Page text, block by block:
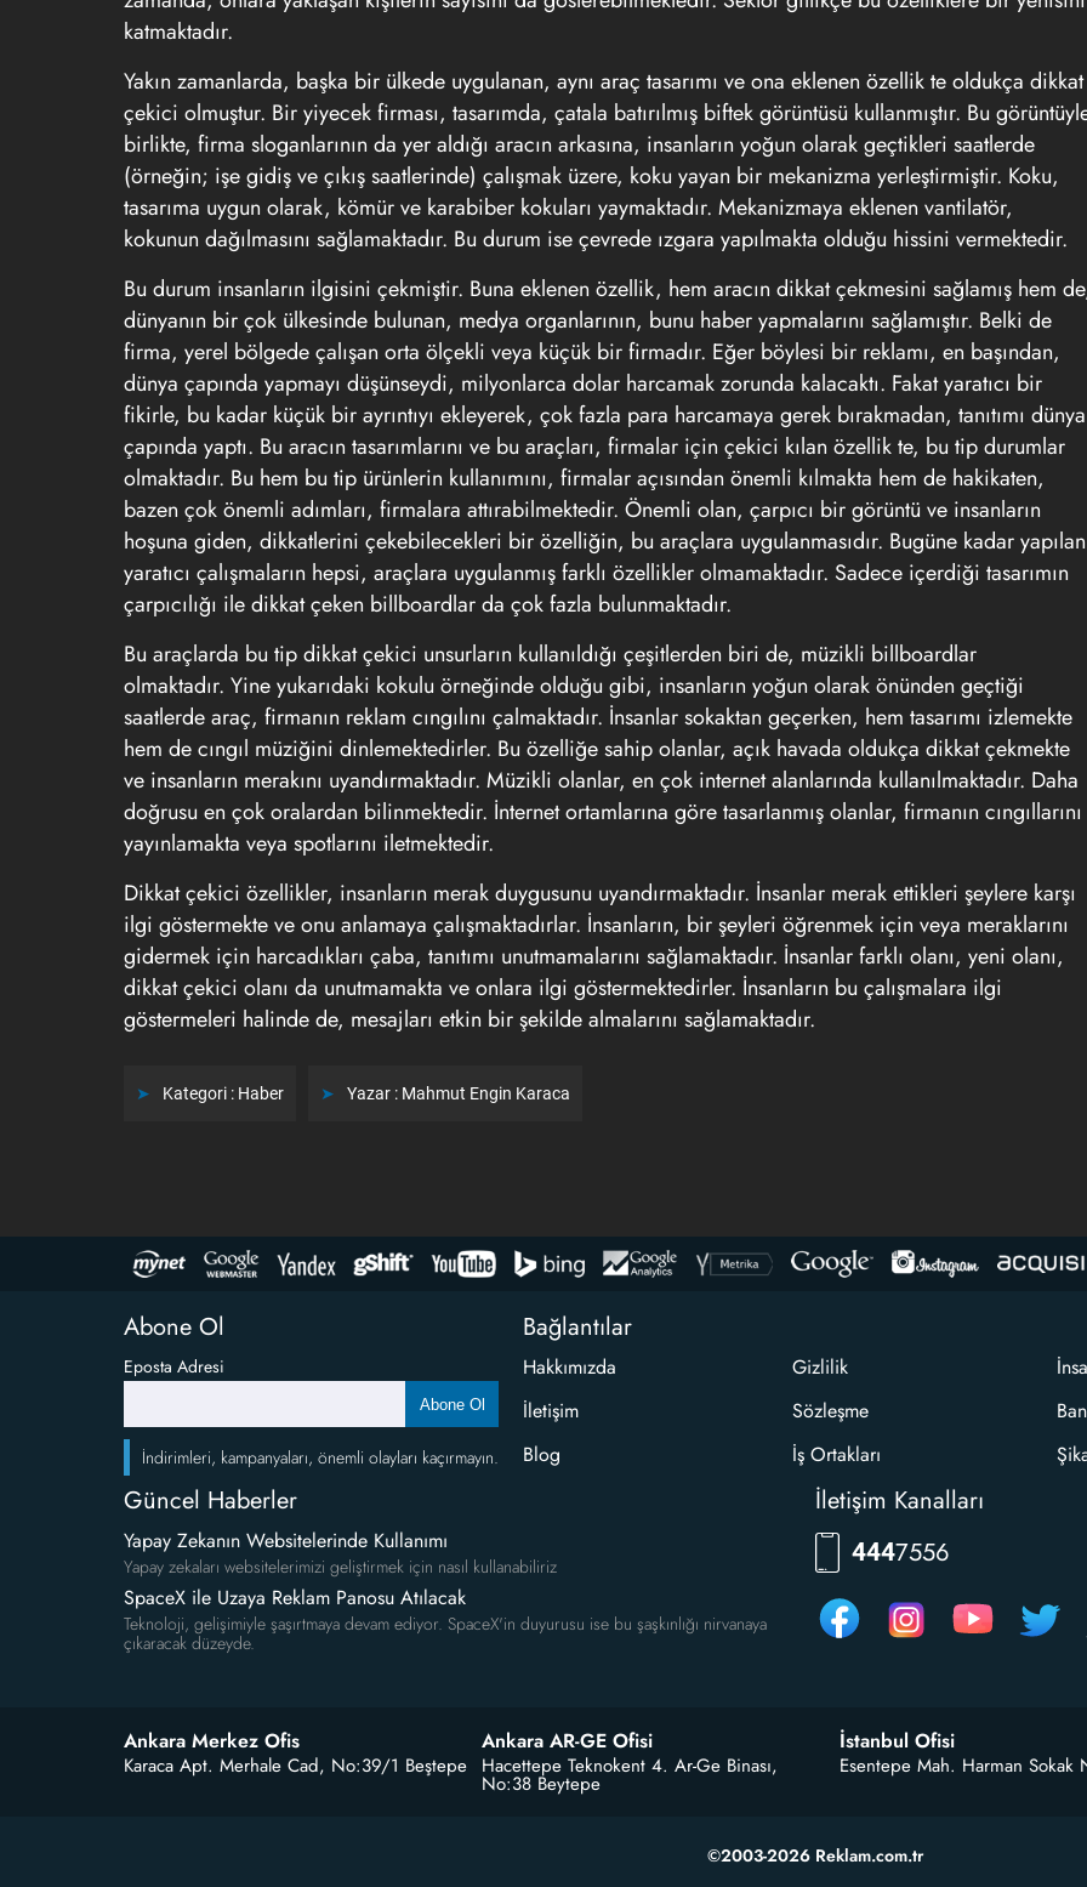
katmaktadır.
Yakın zamanlarda, başka bir ülkede uygulanan, aynı araç tasarımı ve ona eklenen özellik te oldukça dikkat
çekici olmuştur. Bir yiyecek firması, tasarımda, çatala batırılmış biftek görüntüsü kullanmıştır. Bu
birlikte, firma sloganlarının da yer aldığı aracın arkasına, insanların yoğun olarak geçtikleri saatlerde
(örneğin; işe gidiş ve çıkış saatlerinde) çalışmak üzere, koku yayan bir mekanizma yerleştirmiştir. Koku,
tasarıma uygun olarak, kömür ve karabiber kokuları yaymaktadır. Mekanizmaya eklenen vantilatör,
kokunun dağılmasını sağlamaktadır. Bu durum ise çevrede ızgara yapılmakta olduğu hissini vermektedir.
Bu durum insanların ilgisini çekmiştir. Buna eklenen özellik, hem aracın dikkat çekmesini sağlamış hem
dünyanın bir çok ülkesinde bulunan, medya organlarının, bunu haber yapmalarını sağlamıştır. Belki de
firma, yerel bölgede çalışan orta ölçekli veya küçük bir firmadır. Eğer böylesi bir reklamı, en başından,
dünya çapında yapmayı düşünseydi, milyonlarca dolar harcamak zorunda kalacaktı. Fakat yaratıcı bir
fikirle, bu kadar küçük bir ayrıntıyı ekleyerek, çok fazla para harcamaya gerek bırakmadan, tanıtımı dünya
çapında yaptı. Bu aracın tasarımlarını ve bu araçları, firmalar için çekici kılan özellik te, bu tip durumlar
olmaktadır. Bu hem bu tip ürünlerin kullanımını, firmalar açısından önemli kılmakta hem de hakikaten,
bazen çok önemli adımları, firmalara attırabilmektedir. Önemli olan, çarpıcı bir görüntü ve insanların
hoşuna giden, dikkatlerini çekebilecekleri bir özelliğin, bu araçlara uygulanmasıdır. Bugüne kadar yapılan
yaratıcı çalışmaların hepsi, araçlara uygulanmış farklı özellikler olmamaktadır. Sadece içerdiği tasarımın
çarpıcılığı ile dikkat çeken billboardlarda çok fazla bulunmaktadır.
Bu araçlarda bu tip dikkat çekici unsurların kullanıldığı çeşitlerden biri de, müzikli billboardlar
olmaktadır. Yine yukarıdaki kokulu örneğinde olduğu gibi, insanların yoğun olarak önünden geçtiği
saatlerde araç, firmanın reklam cıngılını çalmaktadır. İnsanlar sokaktan geçerken, hem tasarımı izlemekte
hem de cıngıl müziğini dinlemektedirler. Bu özelliğe sahip olanlar, açık havada oldukça dikkat çekmekte
ve insanların merakını uyandırmaktadır. Müzikli olanlar, en çok internet alanlarında kullanılmaktadır. Daha
doğrusu en çok oralardan bilinmektedir. İnternet ortamlarına göre tasarlanmış olanlar, firmanın cıngıllarını
yayınlamakta veya spotlarını iletmektedir.
Dikkat çekici özellikler, insanların merak duygusunu uyandırmaktadır. İnsanlar merak ettikleri şeylere karşı
ilgi göstermekte ve onu anlamaya çalışmaktadırlar. İnsanların, bir şeyleri öğrenmek için veya meraklarını
gidermek için harcadıkları çaba, tanıtımı unutmamalarını sağlamaktadır. İnsanlar farklı olanı, yeni olanı,
dikkat çekici olanı da unutmamakta ve onlara ilgi göstermektedirler. İnsanların bu çalışmalara ilgi
göstermeleri halinde de, mesajları etkin bir şekilde almalarını sağlamaktadır.
Kategori : Haber Yazar : Mahmut Engin Karaca
Abone Ol
Eposta Adresi
Abone Ol
İndirimleri, kampanyaları, önemli olayları kaçırmayın.
Güncel Haberler
Yapay Zekanın Websitelerinde Kullanımı
Yapay zekaları websitelerimizi geliştirmek için nasıl kullanabiliriz
SpaceX ile Uzaya Reklam Panosu Atılacak
Teknoloji, gelişimiyle şaşırtmaya devam ediyor. SpaceX'in duyurusu ise bu şaşkınlığı nirvanaya
çıkaracak düzeyde.
Bağlantılar
Hakkımızda
İletişim
Blog
Gizlilik
Sözleşme
İş Ortakları
İletişim Kanalları
444RKLM
Ankara Merkez Ofis
Karaca Apt. Merhale Cad, No:39/1 Beştepe
Ankara AR-GE Ofisi
Hacettepe Teknokent 4. Ar-Ge Binası,
No:38 Beytepe
İstanbul Ofisi
Esentepe Mah. Harman Sokak
©2003-2026 Reklam.com.tr